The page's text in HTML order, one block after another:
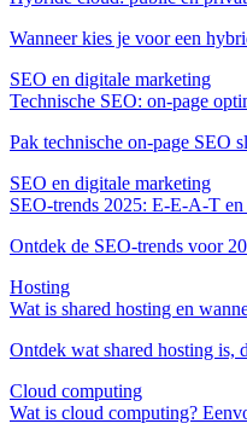
Wanneer kies je voor een
SEO en digitale marketing
Technische SEO: on‑page
Pak technische on‑page SEO
SEO en digitale marketing
SEO‑trends 2025: E‑E‑A‑T
Ontdek de SEO‑trends voor
Hosting
Wat is shared hosting en
Ontdek wat shared hosting is,
Cloud computing
Wat is cloud computing?